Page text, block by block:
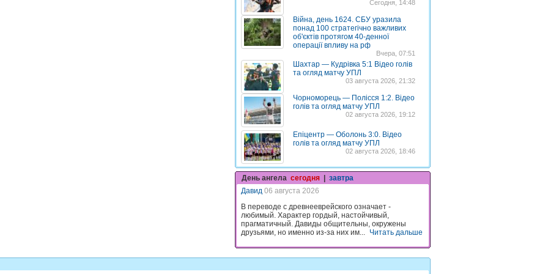
Сегодня, 14:48
Війна, день 1624. СБУ уразила
понад 100 стратегічно важливих
об'єктів протягом 40-денної
операції впливу на рф
Вчера, 07:51
Шахтар — Кудрівка 5:1 Відео голів
та огляд матчу УПЛ
03 августа 2026, 21:32
Чорноморець — Полісся 1:2. Відео
голів та огляд матчу УПЛ
02 августа 2026, 19:12
Епіцентр — Оболонь 3:0. Відео
голів та огляд матчу УПЛ
02 августа 2026, 18:46
День ангела сегодня
завтра
Давид 06 августа 2026
В переводе с древнееврейского означает -
любимый. Характер гордый, настойчивый,
прагматичный. Давиды общительны, окружены
друзьями, но именно из-за них им... Читать дальше